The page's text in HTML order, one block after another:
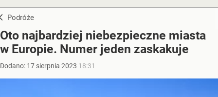
Podróże
Oto najbardziej niebezpieczne miasta
w Europie. Numer jeden zaskakuje
Dodano: 17 sierpnia 2023 18:31